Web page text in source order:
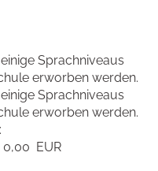
Sprachniveaus
erworben werden.
Sprachniveaus
erworben werden.
0,00 EUR